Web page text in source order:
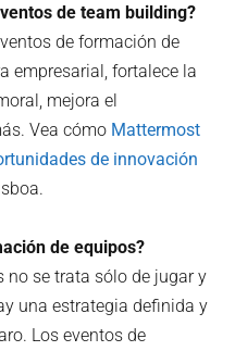
de team building?
de formación de
empresarial, fortalece la
mejora el
Vea cómo Mattermost
de innovación
de equipos?
no se trata sólo de jugar y
una estrategia definida y
Los eventos de